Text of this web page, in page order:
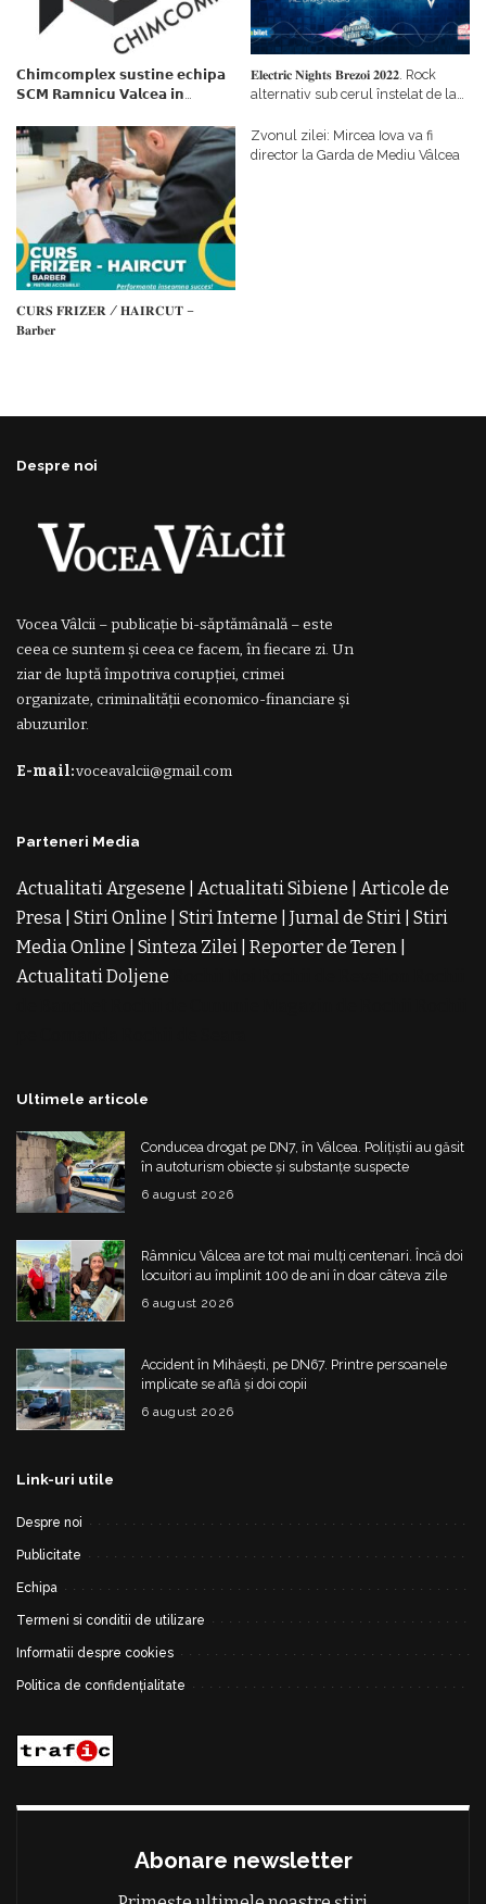
𝗖𝗵𝗶𝗺𝗰𝗼𝗺𝗽𝗹𝗲𝘅 𝘀𝘂𝘀𝘁𝗶𝗻𝗲 𝗲𝗰𝗵𝗶𝗽𝗮
𝗦𝗖𝗠 𝗥𝗮𝗺𝗻𝗶𝗰𝘂 𝗩𝗮𝗹𝗰𝗲𝗮 𝗶𝗻
𝗳𝗶𝗻𝗮𝗻𝘁𝗮𝘁𝗼𝗿
𝐄𝐥𝐞𝐜𝐭𝐫𝐢𝐜 𝐍𝐢𝐠𝐡𝐭𝐬 𝐁𝐫𝐞𝐳𝐨𝐢 𝟐𝟎𝟐𝟐. Rock
alternativ sub cerul înstelat de la
𝐂𝐔𝐑𝐒 𝐅𝐑𝐈𝐙𝐄𝐑 / 𝐇𝐀𝐈𝐑𝐂𝐔𝐓 –
𝐁𝐚𝐫𝐛𝐞𝐫
Zvonul zilei: Mircea Iova va fi
director la Garda de Mediu Vâlcea
Despre noi
Vocea Vâlcii – publicație bi-săptămânală – este
ceea ce suntem și ceea ce facem, în fiecare zi. Un
ziar de luptă împotriva corupției, crimei
organizate, criminalității economico-financiare și
abuzurilor.
E-mail:voceavalcii@gmail.com
Parteneri Media
Actualitati Argesene Actualitati Sibiene
Articole de
Presa Stiri Online Stiri Interne Jurnal de Stiri Stiri
Media Online
Sinteza Zilei Reporter de Teren
Actualitati Doljene
Ultimele articole
Conducea drogat pe DN7, în Vâlcea. Polițiștii au găsit
în autoturism obiecte și substanțe suspecte
6 august 2026
Râmnicu Vâlcea are tot mai mulți centenari. Încă doi
locuitori au împlinit 100 de ani în doar câteva zile
6 august 2026
Accident în Mihăești, pe DN67. Printre persoanele
implicate se află și doi copii
6 august 2026
Link-uri utile
Despre noi
Publicitate
Echipa
Termeni si conditii de utilizare
Informatii despre cookies
Politica de confidențialitate
Abonare newsletter